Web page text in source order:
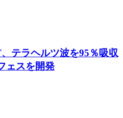
テラヘルツ波を95％吸収
ェスを開発